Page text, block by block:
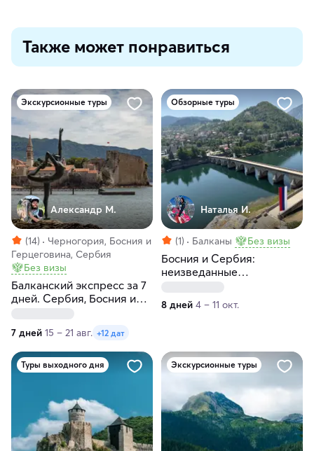
Также может понравиться
Экскурсионные туры
Александр М.
(14)
Черногория, Босния и
Герцеговина, Сербия
Без визы
Балканский экспресс за 7
дней. Сербия, Босния и
7 дней 15 – 21 авг. +12 дат
Обзорные туры
Наталья И.
(1) Балканы Без визы
Босния и Сербия:
неизведанные
8 дней 4 – 11 окт.
Туры выходного дня Экскурсионные туры